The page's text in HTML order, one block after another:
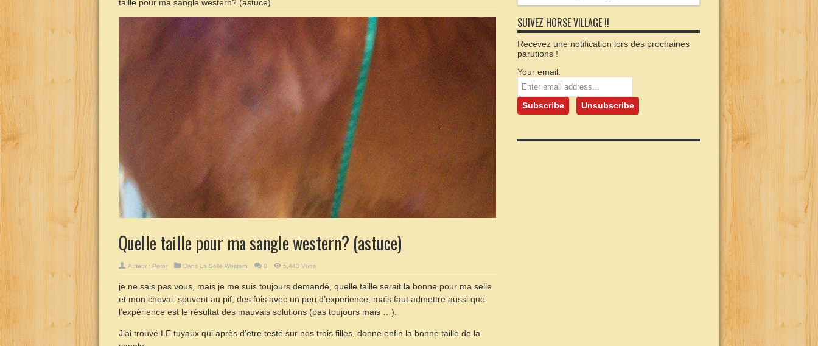
taille pour ma sangle western? (astuce)
Quelle taille pour ma sangle western? (astuce)
Auteur : Peter Dans La Selle Western 0 5,443 Vues
je ne sais pas vous, mais je me suis toujours demandé, quelle taille serait la bonne pour ma selle
et mon cheval. souvent au pif, des fois avec un peu d’experience, mais faut admettre aussi que
l’expérience est le résultat des mauvais solutions (pas toujours mais …).
J’ai trouvé LE tuyaux qui après d’etre testé sur nos trois filles, donne enfin la bonne taille de la
SUIVEZ HORSE VILLAGE !!
Recevez une notification lors des prochaines
parutions !
Your email: